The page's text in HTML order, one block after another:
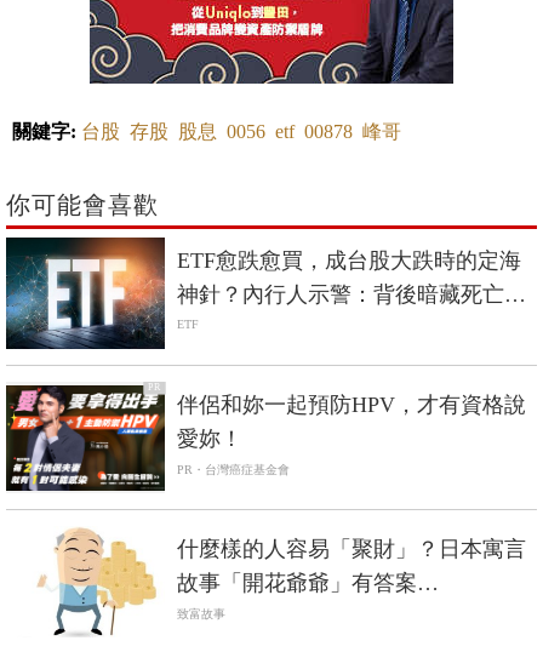
關鍵字: 台股 存股 股息 0056 etf 00878 峰哥
你可能會喜歡
ETF愈跌愈買，成台股大跌時的定海
神針？內行人示警：背後暗藏死亡螺
旋風險
ETF
PR
伴侶和妳一起預防HPV，才有資格說
愛妳！
PR・台灣癌症基金會
什麼樣的人容易「聚財」？日本寓言
故事「開花爺爺」有答案…
致富故事